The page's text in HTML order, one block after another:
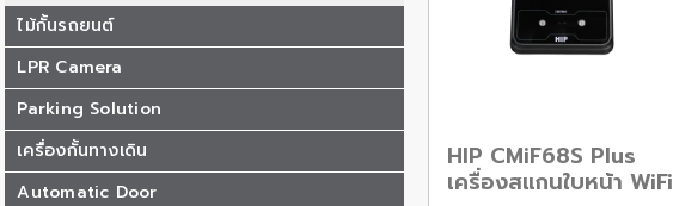
ไม้กั้นรถยนต์
LPR Camera
Parking Solution
เครื่องกั้นทางเดิน
Automatic Door
HIP CMiF68S Plus
เครื่องสแกนใบหน้า WiFi